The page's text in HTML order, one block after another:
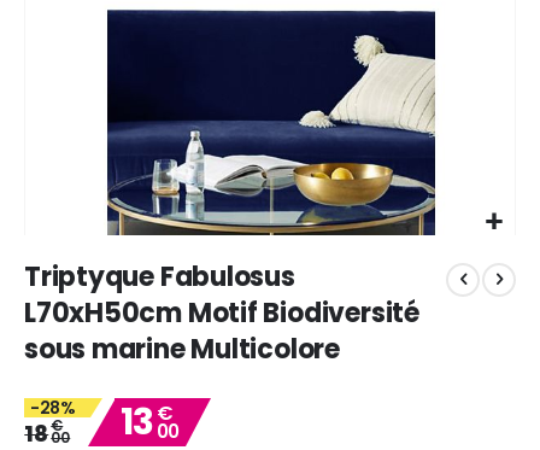
to
the
beginning
of
images
gallery
Triptyque Fabulosus
L70xH50cm Motif Biodiversité
sous marine Multicolore
-28%
18€
00 13€
00